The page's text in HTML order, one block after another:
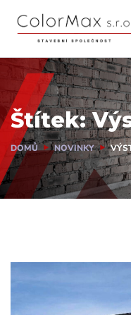
Štítek:
DOMŮ NOVINKY